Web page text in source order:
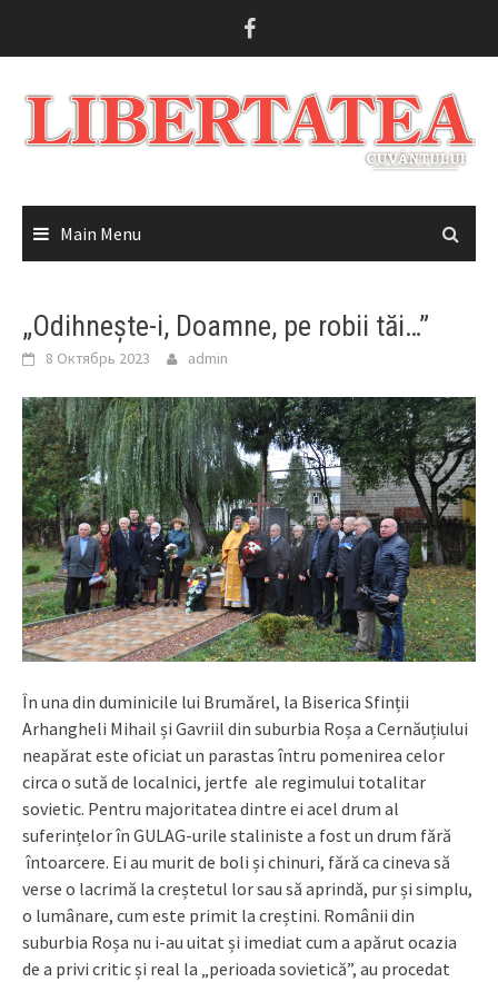
Main Menu
„Odihnește-i, Doamne, pe robii tăi…”
8 Октябрь 2023 admin
În una din duminicile lui Brumărel, la Biserica Sfinții
Arhangheli Mihail și Gavriil din suburbia Roșa a Cernăuțiului
neapărat este oficiat un parastas întru pomenirea celor
circa o sută de localnici, jertfe ale regimului totalitar
sovietic. Pentru majoritatea dintre ei acel drum al
suferințelor în GULAG-urile staliniste a fost un drum fără
întoarcere. Ei au murit de boli și chinuri, fără ca cineva să
verse o lacrimă la creștetul lor sau să aprindă, pur și simplu,
o lumânare, cum este primit la creștini. Românii din
suburbia Roșa nu i-au uitat și imediat cum a apărut ocazia
de a privi critic și real la „perioada sovietică”, au procedat